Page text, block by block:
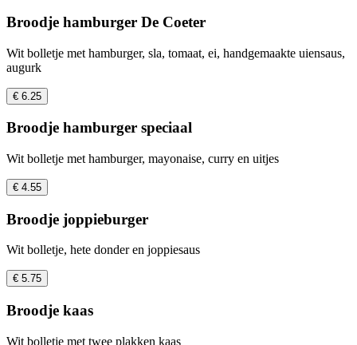
Broodje hamburger De Coeter
Wit bolletje met hamburger, sla, tomaat, ei, handgemaakte uiensaus,
augurk
€ 6.25
Broodje hamburger speciaal
Wit bolletje met hamburger, mayonaise, curry en uitjes
€ 4.55
Broodje joppieburger
Wit bolletje, hete donder en joppiesaus
€ 5.75
Broodje kaas
Wit bolletje met twee plakken kaas